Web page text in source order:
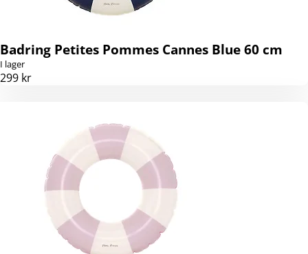
Badring Petites Pommes Cannes Blue 60 cm
I lager
299 kr